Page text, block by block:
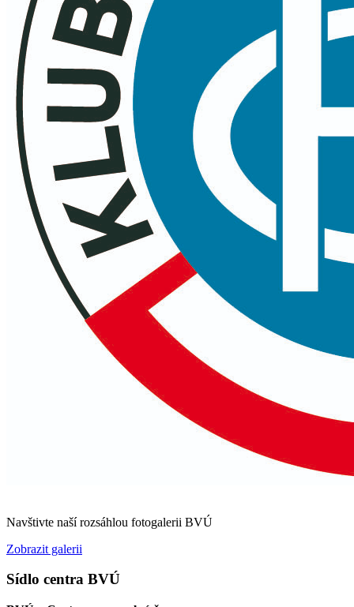
Navštivte naší rozsáhlou fotogalerii BVÚ
Zobrazit galerii
Sídlo centra BVÚ